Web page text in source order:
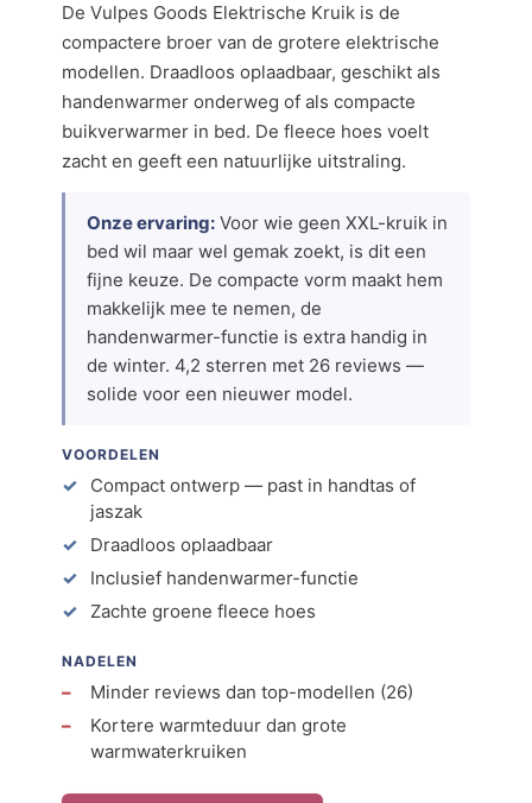
De Vulpes Goods Elektrische Kruik is de
compactere broer van de grotere elektrische
modellen. Draadloos oplaadbaar, geschikt als
handenwarmer onderweg of als compacte
buikverwarmer in bed. De fleece hoes voelt
zacht en geeft een natuurlijke uitstraling.
Onze ervaring: Voor wie geen XXL-kruik in
bed wil maar wel gemak zoekt, is dit een
fijne keuze. De compacte vorm maakt hem
makkelijk mee te nemen, de
handenwarmer-functie is extra handig in
de winter. 4,2 sterren met 26 reviews —
solide voor een nieuwer model.
VOORDELEN
Compact ontwerp — past in handtas of
jaszak
Draadloos oplaadbaar
Inclusief handenwarmer-functie
Zachte groene fleece hoes
NADELEN
Minder reviews dan top-modellen (26)
Kortere warmteduur dan grote
warmwaterkruiken